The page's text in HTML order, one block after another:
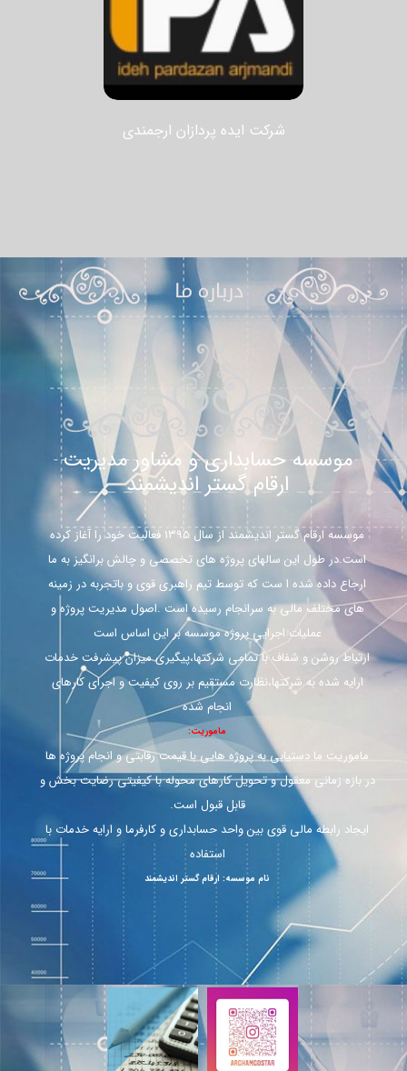
موسسه حسابداری و مشاور مدیریت
ارقام گستر اندیشمند
موسسه ارقام گستر اندیشمند از سال 1395 فعالیت خود را آغاز کرده
است.در طول این سالهای پروژه های تخصصی و چالش برانگیز به ما
ارجاع داده شده ا ست که توسط تیم راهبری قوی و باتجربه در زمینه
های مختلف مالی به سرانجام رسیده است .اصول مدیریت پروژه و
عملیات اجرایی پروژه موسسه بر این اساس است
ارتباط روشن و شفاف با تمامی شرکتها،پیگیری میزان پیشرفت خدمات
ارایه شده به شرکتها،نظارت مستقیم بر روی کیفیت و اجرای کارهای
انجام شده
ماموریت:
ماموریت ما دستیابی به پروژه هایی با قیمت رقابتی و انجام پروژه ها
در بازه زمانی معقول و تحویل کارهای محوله با کیفیتی رضایت بخش و
قابل قبول است.
ایجاد رابطه مالی قوی بین واحد حسابداری و کارفرما و ارایه خدمات با
استفاده
نام موسسه: ارقام گستر اندیشمند
شرکت ایده پردازان ارجمندی